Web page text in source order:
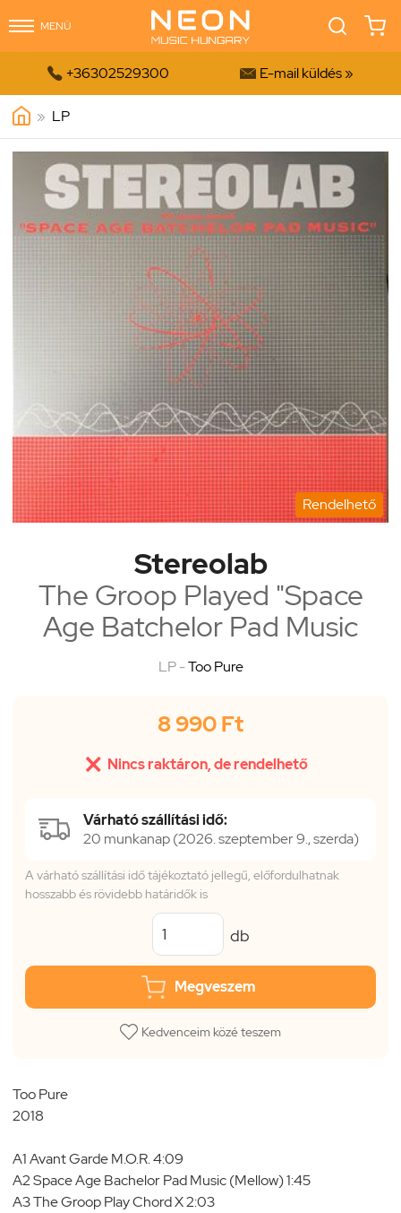
MENÜ
 +36302529300  E-mail küldés »
» LP
Rendelhető
Stereolab
The Groop Played "Space
Age Batchelor Pad Music
LP -Too Pure
8 990 Ft
 Nincs raktáron, de rendelhető
Várható szállítási idő:
20 munkanap (2026. szeptember 9., szerda)
A várható szállítási idő tájékoztató jellegű, előfordulhatnak
hosszabb és rövidebb határidők is
db
Megveszem
Kedvenceim közé teszem
Too Pure
2018
A1 Avant Garde M.O.R. 4:09
A2 Space Age Bachelor Pad Music (Mellow) 1:45
A3 The Groop Play Chord X 2:03